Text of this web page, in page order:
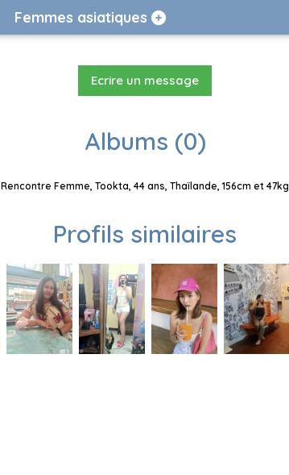
Femmes asiatiques
Ecrire un message
Albums (0)
Rencontre Femme, Tookta, 44 ans, Thaïlande, 156cm et 47kg
Profils similaires